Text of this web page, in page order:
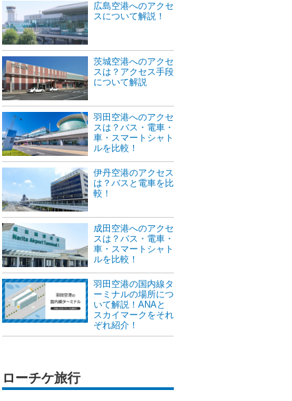
広島空港へのアクセ
スについて解説！
茨城空港へのアクセ
スは？アクセス手段
について解説
羽田空港へのアクセ
スは？バス・電車・
車・スマートシャト
ルを比較！
伊丹空港のアクセス
は？バスと電車を比
較！
成田空港へのアクセ
スは？バス・電車・
車・スマートシャト
ルを比較！
羽田空港の国内線タ
ーミナルの場所につ
いて解説！ANAと
スカイマークをそれ
ぞれ紹介！
ローチケ旅行